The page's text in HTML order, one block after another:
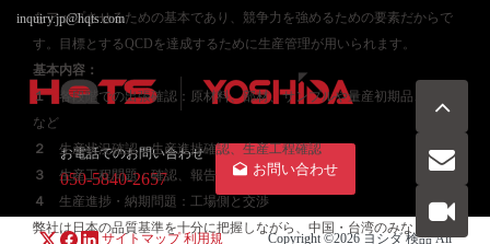
をアップさせるための基本であり、競争力を強めるための要素だからで
す。目標とするQCDを達成するために生産管理が用いられます。
基本内容：
１各段階での出張確認：原材料、部材、サンプルや量産初期品、量産品
など
２
生産状況確認：生産進捗確認、生産工程確認
３
生産工程問題：確認、報告
４
生産進捗・納期問題：工場側と交渉
弊社は日本の品質基準を十分に把握しながら、中国・台湾のみならず、
inquiry.jp@hqts.com
お電話でのお問い合わせ
050-5840-2657
お問い合わせ
サイトマップ 利用規 Copyright ©2026ヨシダ 検品All